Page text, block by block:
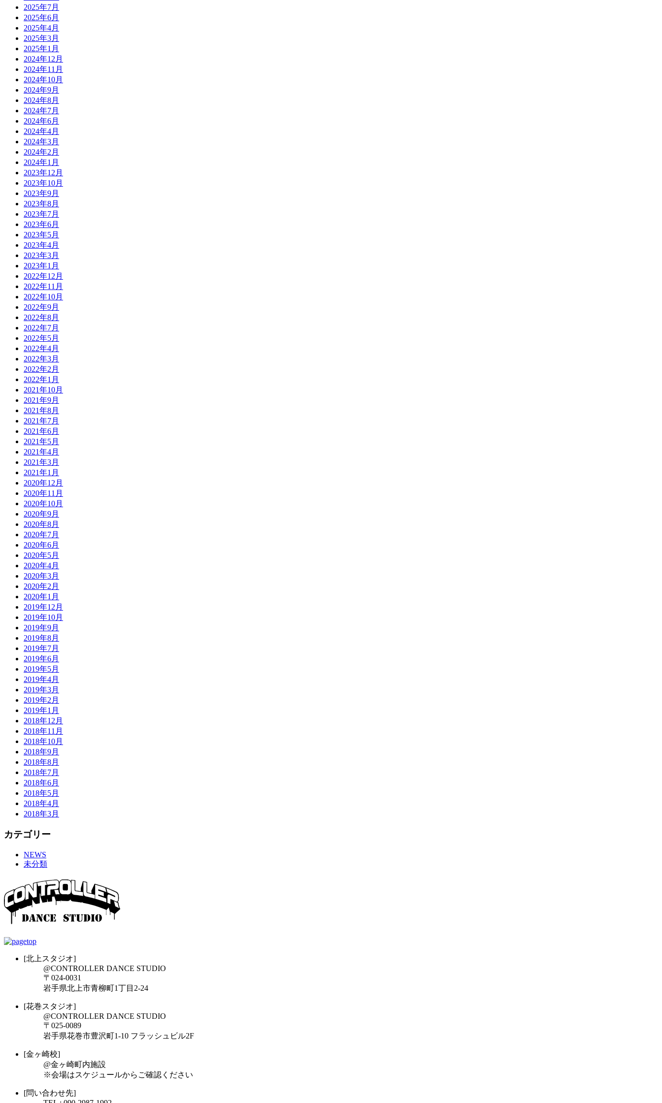
2025年7月
2025年6月
2025年4月
2025年3月
2025年1月
2024年12月
2024年11月
2024年10月
2024年9月
2024年8月
2024年7月
2024年6月
2024年4月
2024年3月
2024年2月
2024年1月
2023年12月
2023年10月
2023年9月
2023年8月
2023年7月
2023年6月
2023年5月
2023年4月
2023年3月
2023年1月
2022年12月
2022年11月
2022年10月
2022年9月
2022年8月
2022年7月
2022年5月
2022年4月
2022年3月
2022年2月
2022年1月
2021年10月
2021年9月
2021年8月
2021年7月
2021年6月
2021年5月
2021年4月
2021年3月
2021年1月
2020年12月
2020年11月
2020年10月
2020年9月
2020年8月
2020年7月
2020年6月
2020年5月
2020年4月
2020年3月
2020年2月
2020年1月
2019年12月
2019年10月
2019年9月
2019年8月
2019年7月
2019年6月
2019年5月
2019年4月
2019年3月
2019年2月
2019年1月
2018年12月
2018年11月
2018年10月
2018年9月
2018年8月
2018年7月
2018年6月
2018年5月
2018年4月
2018年3月
カテゴリー
NEWS
未分類
[北上スタジオ]
@CONTROLLER DANCE STUDIO
〒024-0031
岩手県北上市青柳町1丁目2-24
[花巻スタジオ]
@CONTROLLER DANCE STUDIO
〒025-0089
岩手県花巻市豊沢町1-10 フラッシュビル2F
[金ヶ崎校]
@金ヶ崎町内施設
※会場はスケジュールからご確認ください
[問い合わせ先]